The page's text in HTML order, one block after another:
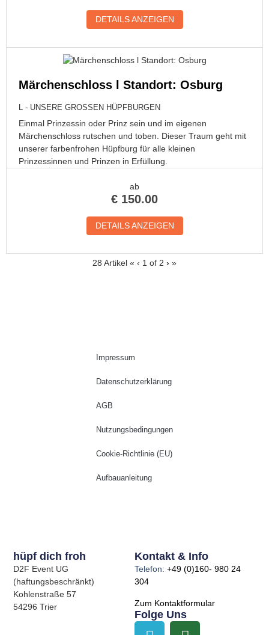
DETAILS ANZEIGEN
Märchenschloss l Standort: Osburg
L - UNSERE GROSSEN HÜPFBURGEN
Einmal Prinzessin oder Prinz sein und im eigenen
Märchenschloss rutschen und toben. Dieser Traum geht mit
unserer farbenfrohen Hüpfburg für alle kleinen
Prinzessinnen und Prinzen in Erfüllung.
ab
€ 150.00
DETAILS ANZEIGEN
28 Artikel « ‹ 1 of 2 › »
hüpf dich froh
D2F Event UG
(haftungsbeschränkt)
Kohlenstraße 57
54296 Trier
Kontakt & Info
Telefon: +49 (0)160- 980 24
304
Zum Kontaktformular
Folge Uns
Impressum
Datenschutzerklärung
AGB
Nutzungsbedingungen
Cookie-Richtlinie (EU)
Aufbauanleitung